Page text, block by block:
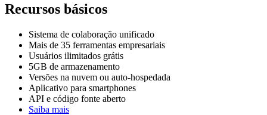
Recursos básicos
Sistema de colaboração unificado
Mais de 35 ferramentas empresariais
Usuários ilimitados grátis
5GB de armazenamento
Versões na nuvem ou auto-hospedada
Aplicativo para smartphones
API e código fonte aberto
Saiba mais